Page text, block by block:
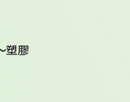
塑膠